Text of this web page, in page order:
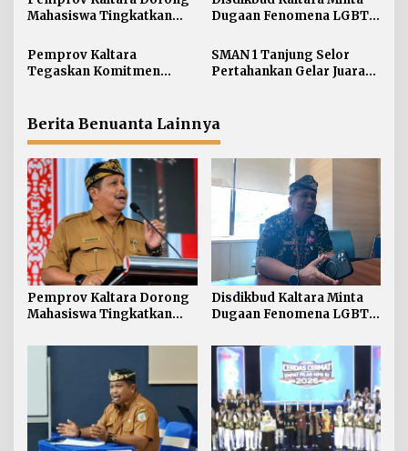
p
o
s
Mahasiswa Tingkatkan
Kampus
Dugaan Fenomena LGBT
Disikapi dengan
Pengawasan dan
Pemprov Kaltara
Tegaskan Komitmen
Nunukan Secara Bertahap
SMAN 1 Tanjung Selor
Pertahankan Gelar Juara
Berita Benuanta Lainnya
Pemprov Kaltara Dorong
Mahasiswa Tingkatkan
Kampus
Disdikbud Kaltara Minta
Dugaan Fenomena LGBT
Disikapi dengan
Pengawasan dan
Pendampingan